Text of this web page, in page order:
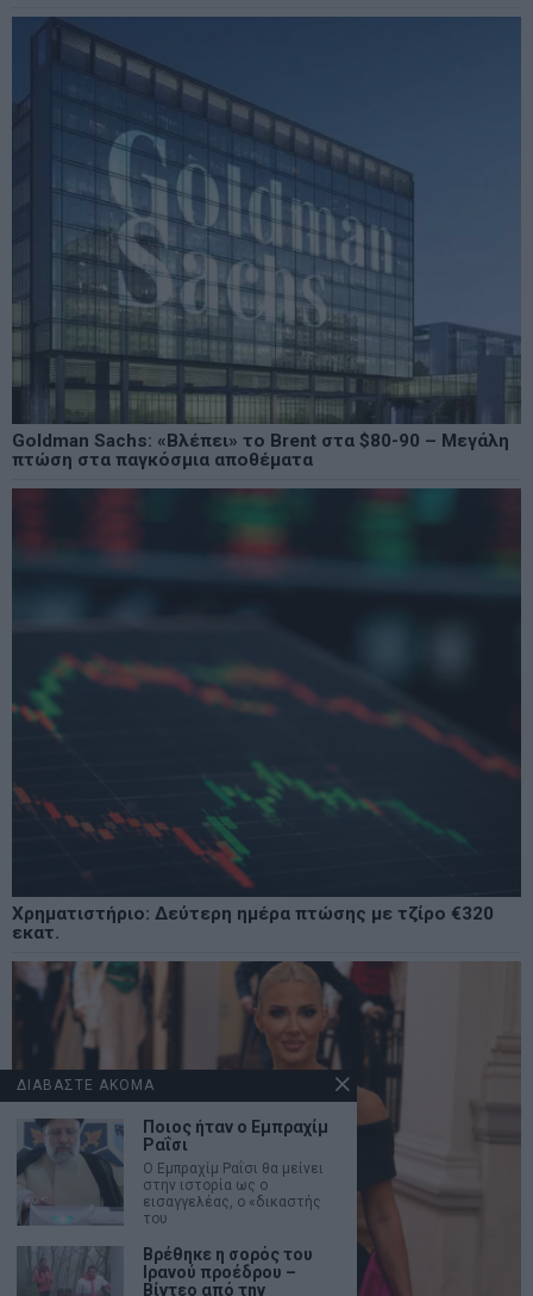
Goldman Sachs: «Βλέπει» το Brent στα $80-90 – Μεγάλη
πτώση στα παγκόσμια αποθέματα
Χρηματιστήριο: Δεύτερη ημέρα πτώσης με τζίρο €320
εκατ.
ΔΙΑΒΑΣΤΕ ΑΚΟΜΑ
Ποιος ήταν ο Εμπραχίμ
Ραΐσι
Ο Εμπραχίμ Ραΐσι θα μείνει
στην ιστορία ως ο
εισαγγελέας, ο «δικαστής
του
Βρέθηκε η σορός του
Ιρανού προέδρου –
Βίντεο από την